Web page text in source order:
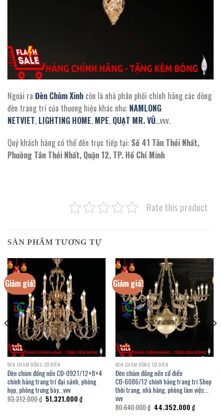
Ngoài ra Đèn Chùm Xinh còn là nhà phân phối chính hãng các dòng
đèn trang trí của thương hiệu khác như: NAMLONG
NETVIET, LIGHTING HOME, MPE, QUẠT MR. VŨ…vvv.
Quý khách hàng có thể đến trực tiếp tại: Số 41 Tân Thới Nhất,
Phường Tân Thới Nhất, Quận 12, TP. Hồ Chí Minh
Rate this product
SẢN PHẨM TƯƠNG TỰ
Giảm giá!
ĐÈN CHÙM ĐỒNG CỔ ĐIỂN
Đèn chùm đồng nến CĐ-0921/12+8+4
chính hãng trang trí đại sảnh, phòng
họp, phòng trưng bày…vvv
93.312.000₫ Giá
gốc
51.321.000 ₫Giá
hiện
Giảm giá!
ĐÈN CHÙM ĐỒNG CỔ ĐIỂN
Đèn chùm đồng nến cổ điển
CĐ-6086/12 chính hãng trang trí Shop
thời trang, nhà hàng, phòng làm việc…
vvv
80.640.000₫ Giá
gốc
44.352.000 ₫Giá
hiện